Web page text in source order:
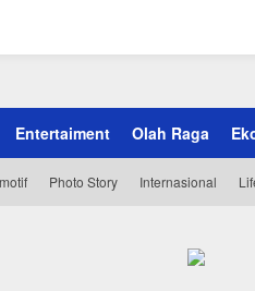
Entertaiment Olah Raga
Photo Story Internasional